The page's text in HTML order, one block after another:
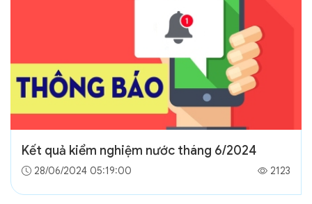
Kết quả kiểm nghiệm nước tháng 6/2024
28/06/2024 05:19:00 2123